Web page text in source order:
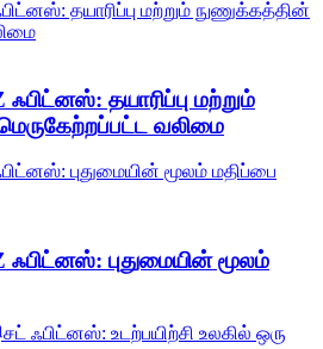
தயாரிப்பு மற்றும்
வலிமை
புதுமையின் மூலம்